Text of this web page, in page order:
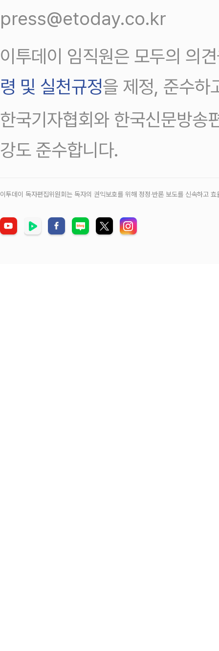
press@etoday.co.kr
이투데이 임직원은 모두의 의
령 및 실천규정을 제정, 준수하
한국기자협회와 한국신문방송
강도 준수합니다.
이투데이 독자편집위원회는 독자의 권익보호를 위해 정정‧반론 보도를 신속하고